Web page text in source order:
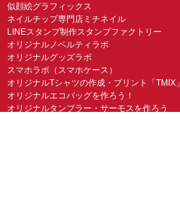
似顔絵グラフィックス
ネイルチップ専門店ミチネイル
LINEスタンプ制作スタンプファクトリー
オリジナルノベルティラボ
オリジナルグッズラボ
スマホラボ（スマホケース）
オリジナルTシャツの作成・プリント「TMIX」
オリジナルエコバッグを作ろう！
オリジナルタンブラー・サーモスを作ろう